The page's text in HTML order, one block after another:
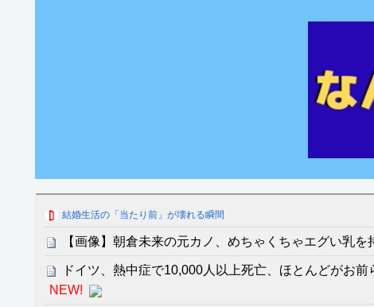
結婚生活の「当たり前」が壊れる瞬間
【画像】朝倉未来の元カノ、めちゃくちゃエグい乳を
ドイツ、熱中症で10,000人以上死亡、ほとんどがお
NEW!